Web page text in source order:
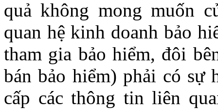
quả không mong muốn
quan hệ kinh doanh bảo
tham gia bảo hiểm, đôi
bán bảo hiểm) phải có sự
cấp các thông tin liên